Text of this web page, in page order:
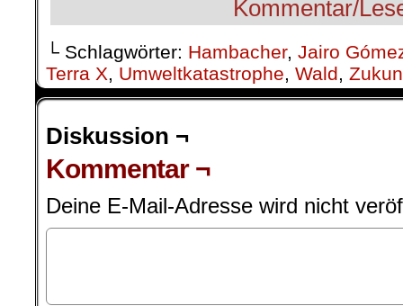
└ Schlagwörter: Hambacher, Jairo
Terra X, Umweltkatastrophe, Wald,
Diskussion ¬
Kommentar ¬
Deine E-Mail-Adresse wird nicht